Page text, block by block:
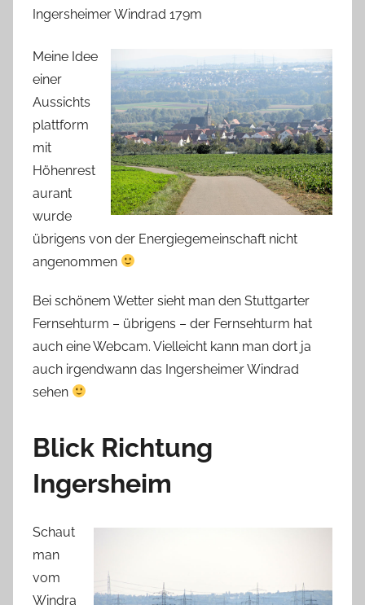
Ingersheimer Windrad 179m
Meine Idee
einer
Aussichts
plattform
mit
Höhenrest
aurant
wurde
übrigens von der Energiegemeinschaft nicht
angenommen
Bei schönem Wetter sieht man den Stuttgarter
Fernsehturm – übrigens – der Fernsehturm hat
auch eine Webcam. Vielleicht kann man dort ja
auch irgendwann das Ingersheimer Windrad
sehen
Blick Richtung
Ingersheim
Schaut
man
vom
Windra